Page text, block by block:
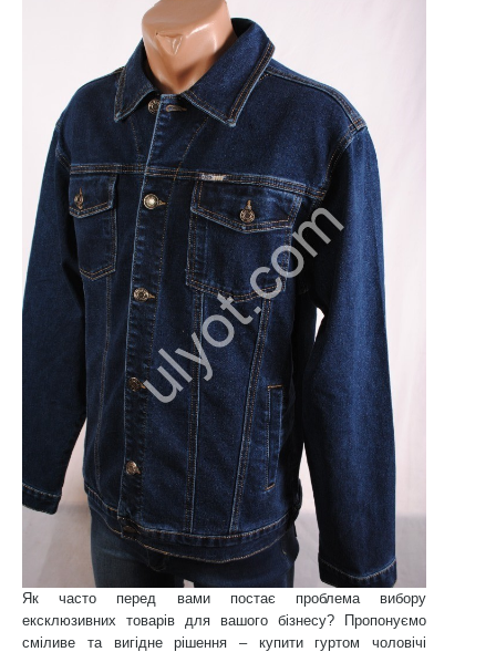
Як часто перед вами постає проблема вибору
ексклюзивних товарів для вашого бізнесу? Пропонуємо
сміливе та вигідне рішення – купити гуртом чоловічі